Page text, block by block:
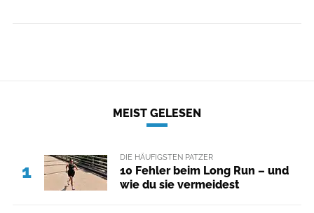
MEIST GELESEN
1
DIE HÄUFIGSTEN PATZER
10 Fehler beim Long Run – und
wie du sie vermeidest